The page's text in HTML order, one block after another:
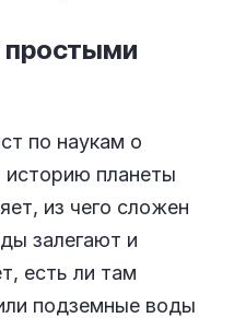
простыми
по наукам о
историю планеты
из чего сложен
залегают и
есть ли там
подземные воды